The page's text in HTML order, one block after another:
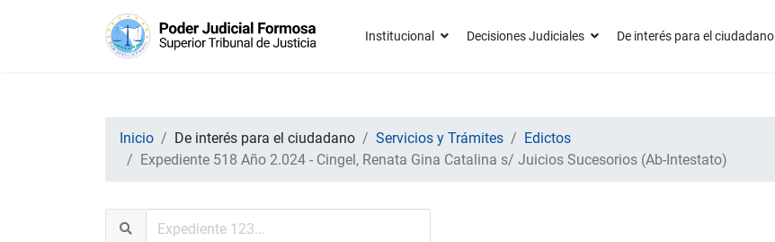
Institucional Decisiones Judiciales De interés para el ciudadano
Inicio De interés para el ciudadano Servicios y Trámites
Edictos
Expediente 518 Año 2.024 - Cingel, Renata Gina Catalina s/ Juicios Sucesorios (Ab-Intestato)